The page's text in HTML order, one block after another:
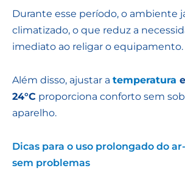
Durante esse período, o ambiente
climatizado, o que reduz a
imediato ao religar o equipamento.
Além disso, ajustar a temperatura
24°C proporciona conforto sem
aparelho.
Dicas para o uso prolongado do
sem problemas